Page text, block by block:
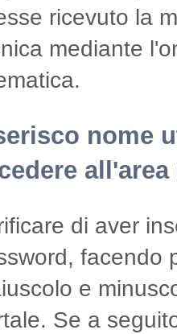
ricevuto la
mediante
nome
di aver
facendo
e
Se a